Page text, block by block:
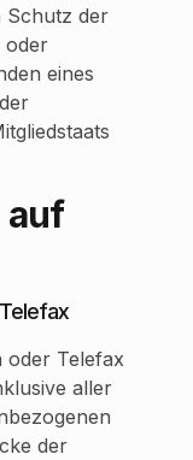
Schutz der
oder
eines
auf
oder Telefax
aller
der